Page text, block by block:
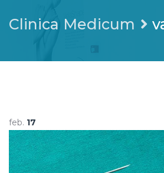
Clinica Medicum
feb. 17